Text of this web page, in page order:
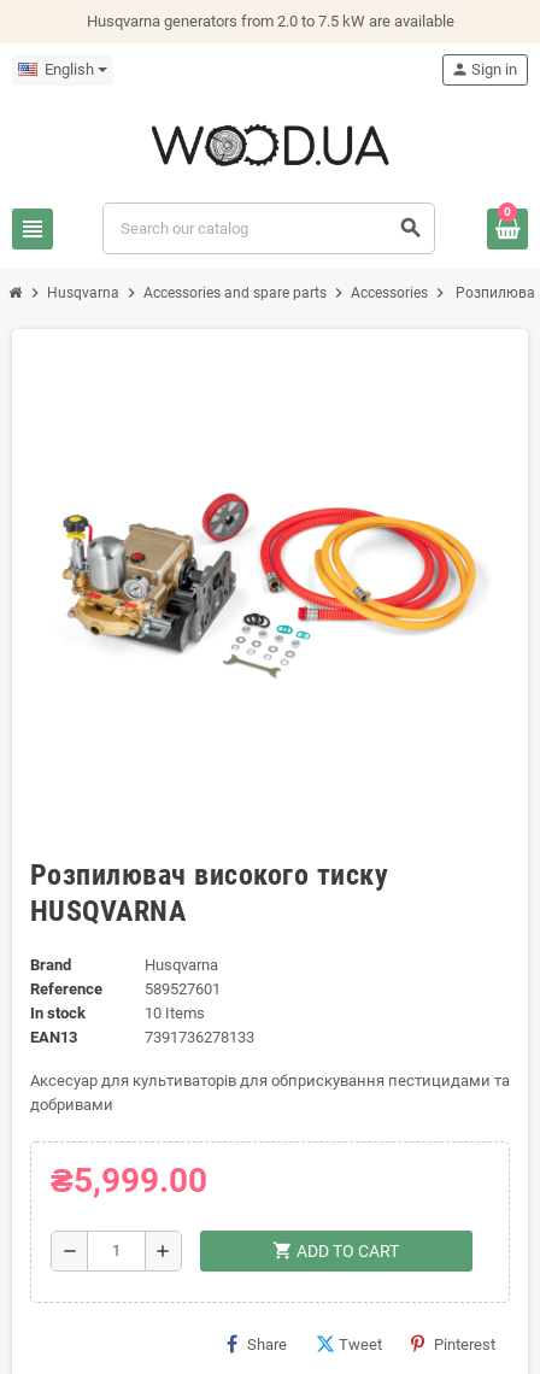
Husqvarna generators from 2.0 to 7.5 kW are available
English
view_headline search
person Sign in
0
chevron_right Husqvarna chevron_right Accessories and spare parts chevron_right Accessories chevron_right
Розпилювач високого тиску
HUSQVARNA
Brand
Husqvarna
Reference
589527601
In stock
10 Items
EAN13
7391736278133
Аксесуар для культиваторів для обприскування пестицидами та
добривами
₴5,999.00
remove add shopping_cart ADD TO CART
Share Tweet Pinterest